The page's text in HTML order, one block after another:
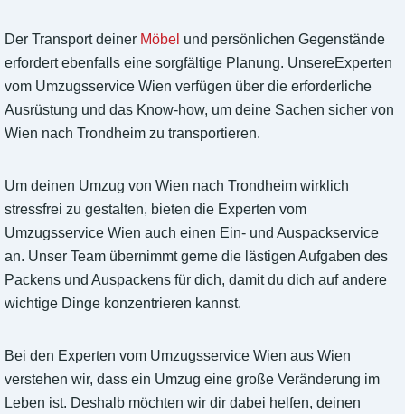
Der Transport deiner Möbel und persönlichen Gegenstände
erfordert ebenfalls eine sorgfältige Planung. UnsereExperten
vom Umzugsservice Wien verfügen über die erforderliche
Ausrüstung und das Know-how, um deine Sachen sicher von
Wien nach Trondheim zu transportieren.
Um deinen Umzug von Wien nach Trondheim wirklich
stressfrei zu gestalten, bieten die Experten vom
Umzugsservice Wien auch einen Ein- und Auspackservice
an. Unser Team übernimmt gerne die lästigen Aufgaben des
Packens und Auspackens für dich, damit du dich auf andere
wichtige Dinge konzentrieren kannst.
Bei den Experten vom Umzugsservice Wien aus Wien
verstehen wir, dass ein Umzug eine große Veränderung im
Leben ist. Deshalb möchten wir dir dabei helfen, deinen